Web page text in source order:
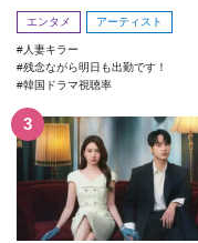
回！
エンタメ アーティスト
人妻キラー
残念ながら明日も出勤です！
韓国ドラマ視聴率